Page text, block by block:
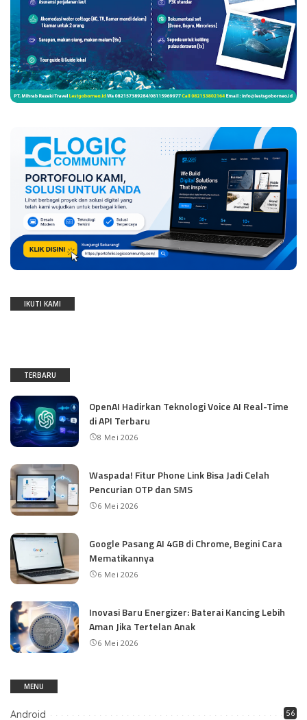
IKUTI KAMI
TERBARU
OpenAI Hadirkan Teknologi Voice AI Real-Time
di API Terbaru
8 Mei 2026
Waspada! Fitur Phone Link Bisa Jadi Celah
Pencurian OTP dan SMS
6 Mei 2026
Google Pasang AI 4GB di Chrome, Begini Cara
Mematikannya
6 Mei 2026
Inovasi Baru Energizer: Baterai Kancing Lebih
Aman Jika Tertelan Anak
6 Mei 2026
MENU
Android 56